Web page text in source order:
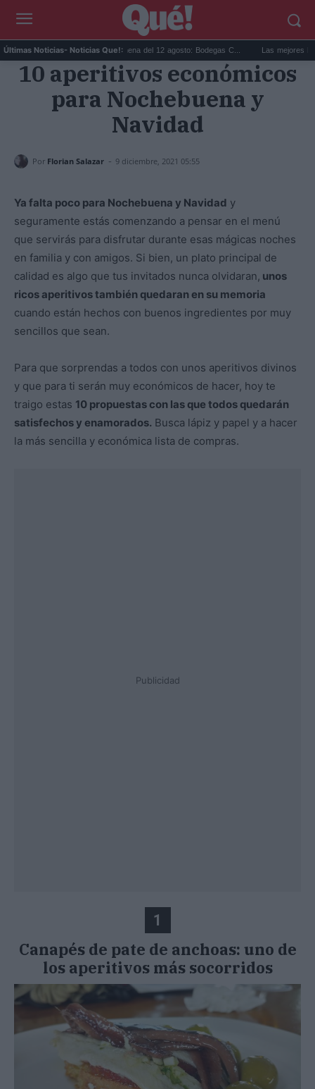
Últimas Noticias- Noticias Que!:
Eclipse solar en Cariñena del 12 agosto: Bodegas C... Las mejores
10 aperitivos económicos
para Nochebuena y
Navidad
Por Florian Salazar - 9 diciembre, 2021 05:55
Ya falta poco para Nochebuena y Navidad y
seguramente estás comenzando a pensar en el menú
que servirás para disfrutar durante esas mágicas noches
en familia y con amigos. Si bien, un plato principal de
calidad es algo que tus invitados nunca olvidaran, unos
ricos aperitivos también quedaran en su memoria
cuando están hechos con buenos ingredientes por muy
sencillos que sean.
Para que sorprendas a todos con unos aperitivos divinos
y que para ti serán muy económicos de hacer, hoy te
traigo estas 10 propuestas con las que todos quedarán
satisfechos y enamorados. Busca lápiz y papel y a hacer
la más sencilla y económica lista de compras.
Publicidad
1
Canapés de pate de anchoas: uno de
los aperitivos más socorridos